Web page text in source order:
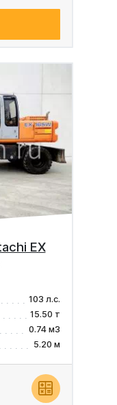
EX
103 л.с.
15.50 т
0.74 м3
5.20 м